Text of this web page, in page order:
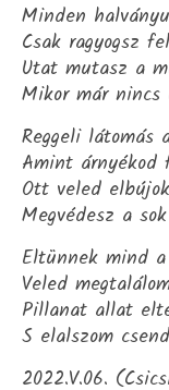
Minden
Csak ragyogsz
Utat mutasz a
Mikor már nincs
Reggeli látomás
Amint árnyékod
Ott veled
Megvédesz a
Eltünnek mind
Veled
Pillanat allat
S elalszom
2022.V.06.